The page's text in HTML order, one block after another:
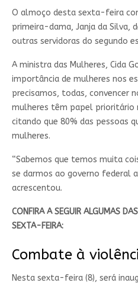
O almoço desta sexta-feira
primeira-dama, Janja da Silva,
outras servidoras do segundo
A ministra das Mulheres, Cida
importância de mulheres nos
precisamos, todas, convencer
mulheres têm papel prioritário
citando que 80% das pessoas
mulheres.
“Sabemos que temos muita
se darmos ao governo federal
acrescentou.
CONFIRA A SEGUIR ALGUMAS
SEXTA-FEIRA:
Combate à
Nesta sexta-feira (8), será